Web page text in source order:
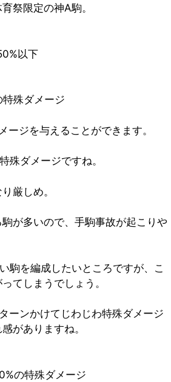
祭限定の神A駒。
以下
殊ダメージ
ジを与えることができます。
殊ダメージですね。
厳しめ。
が多いので、手駒事故が起こりや
駒を編成したいところですが、こ
てしまうでしょう。
ーンかけてじわじわ特殊ダメージ
がありますね。
の特殊ダメージ